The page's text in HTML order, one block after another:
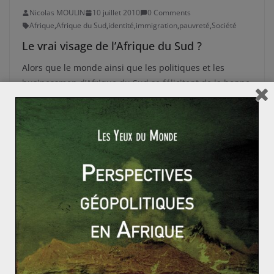
Nicolas MOULIN 10 juillet 2010
0 Comments
Afrique,Afrique du Sud,identité,immigration,pauvreté,Société
Le vrai visage de l’Afrique du Sud ?
Alors que le monde ainsi que les politiques et les
businessmen d’Afrique du Sud se félicitent de la bonne
tenue
Read More
AFRIQUE AUSTRALE
Les Yeux du Monde 30 mai 2010
0 Comments
Afrique du Sud culture ,développement
L’Afrique du Sud accueille la coupe du
monde de football de la FIFA et s’apprête à
être le centre du monde pour un mois